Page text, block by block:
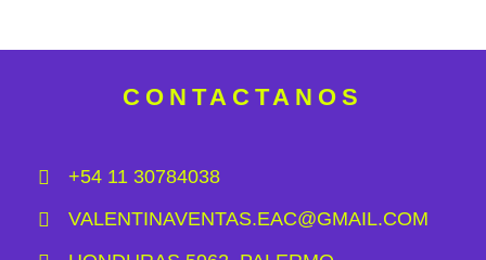
CONTACTANOS
+54 11 30784038
VALENTINAVENTAS.EAC@GMAIL.COM